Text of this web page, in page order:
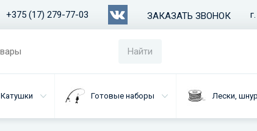
+375 (17) 279-77-03 ЗАКАЗАТЬ ЗВОНОК
Найти
Катушки Готовые наборы Лески,